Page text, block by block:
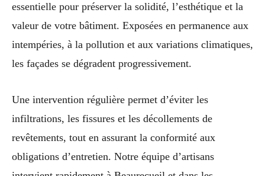
essentielle pour préserver la solidité, l’esthétique et la
valeur de votre bâtiment. Exposées en permanence aux
intempéries, à la pollution et aux variations climatiques,
les façades se dégradent progressivement.
Une intervention régulière permet d’éviter les
infiltrations, les fissures et les décollements de
revêtements, tout en assurant la conformité aux
obligations d’entretien. Notre équipe d’artisans